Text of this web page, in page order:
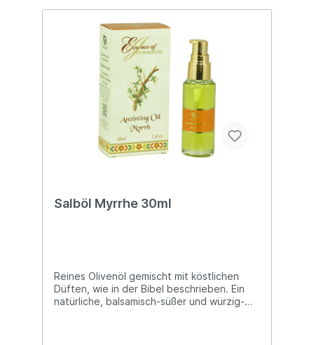
Salböl Myrrhe 30ml
Reines Olivenöl gemischt mit köstlichen
Düften, wie in der Bibel beschrieben. Ein
natürliche, balsamisch-süßer und würzig-